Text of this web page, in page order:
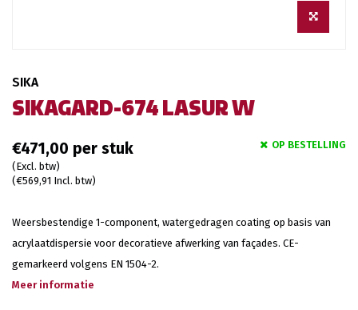
SIKAGARD-674 LASUR W
SIKA
€471,00
(Excl. btw)
(€569,91 Incl. btw)
OP BESTELLING
Weersbestendige 1-component, watergedragen coating op basis van
acrylaatdispersie voor decoratieve afwerking van façades. CE-
gemarkeerd volgens EN 1504-2.
Meer informatie